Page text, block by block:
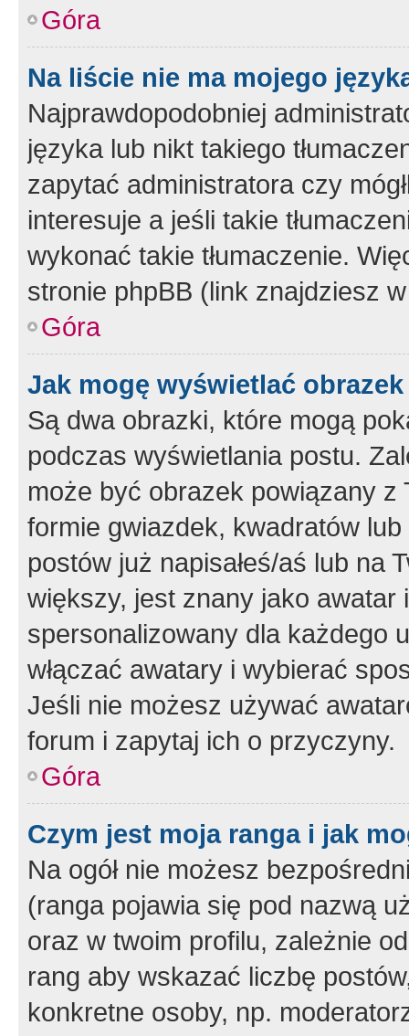
Góra
Na liście nie ma mojego
Najprawdopodobniej
języka lub nikt takiego
zapytać administratora czy
interesuje a jeśli takie
wykonać takie tłumaczenie.
stronie phpBB (link znajdziesz
Góra
Jak mogę wyświetlać
Są dwa obrazki, które mogą
podczas wyświetlania postu.
może być obrazek powiązany z
formie gwiazdek, kwadratów
postów już napisałeś/aś lub na
większy, jest znany jako
spersonalizowany dla każdego
włączać awatary i wybierać
Jeśli nie możesz używać
forum i zapytaj ich o przyczyny.
Góra
Czym jest moja ranga i jak
Na ogół nie możesz
(ranga pojawia się pod nazwą
oraz w twoim profilu, zależnie
rang aby wskazać liczbę
konkretne osoby, np.